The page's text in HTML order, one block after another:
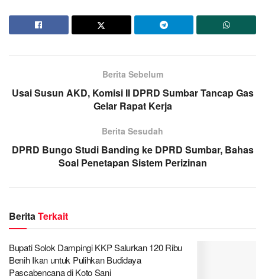
Berita Sebelum
Usai Susun AKD, Komisi II DPRD Sumbar Tancap Gas
Gelar Rapat Kerja
Berita Sesudah
DPRD Bungo Studi Banding ke DPRD Sumbar, Bahas
Soal Penetapan Sistem Perizinan
BeritaTerkait
Bupati Solok Dampingi KKP Salurkan 120 Ribu
Benih Ikan untuk Pulihkan Budidaya
Pascabencana di Koto Sani